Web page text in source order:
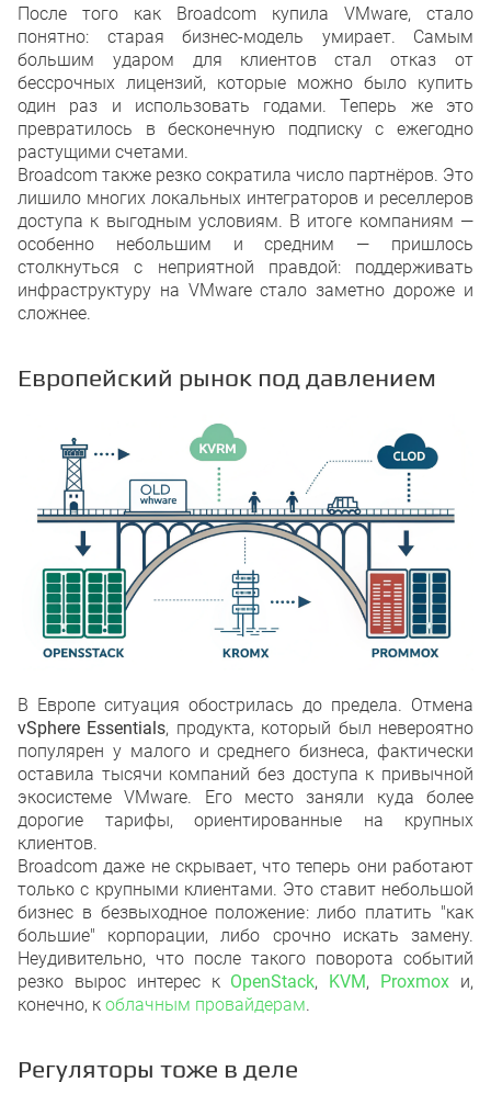
После того как Broadcom купила VMware, стало
понятно: старая бизнес-модель умирает. Самым
большим ударом для клиентов стал отказ от
бессрочных лицензий, которые можно было купить
один раз и использовать годами. Теперь же это
превратилось в бесконечную подписку с ежегодно
растущими счетами.
Broadcom также резко сократила число партнёров. Это
лишило многих локальных интеграторов и реселлеров
доступа к выгодным условиям. В итоге компаниям —
особенно небольшим и средним — пришлось
столкнуться с неприятной правдой: поддерживать
инфраструктуру на VMware стало заметно дороже и
сложнее.
Европейский рынок под давлением
В Европе ситуация обострилась до предела. Отмена
vSphere Essentials, продукта, который был невероятно
популярен у малого и среднего бизнеса, фактически
оставила тысячи компаний без доступа к привычной
экосистеме VMware. Его место заняли куда более
дорогие тарифы, ориентированные на крупных
клиентов.
Broadcom даже не скрывает, что теперь они работают
только с крупными клиентами. Это ставит небольшой
бизнес в безвыходное положение: либо платить "как
большие" корпорации, либо срочно искать замену.
Неудивительно, что после такого поворота событий
резко вырос интерес к OpenStack, KVM, Proxmox и,
конечно, к облачным провайдерам.
Регуляторы тоже в деле
Экспертный момент: унификация
Двухоблачный период:
5. Инструменты миграции: что
Open-source инструменты:
Коммерческие решения:
Hyperscaler-решения: хорошо, но
Локальные облачные провайдеры
6. Минимизация простоя: подходы
Live-migration и репликация
Dual-write и временные шлюзы
Canary и staged-cutover
Infrastructure as code — ускоритель
7. Экономика и TCO: что важно
VMware vs. OpenStack/Proxmox
Немецкий банк: OpenStack ради
9. Заключение: стратегия «жизни